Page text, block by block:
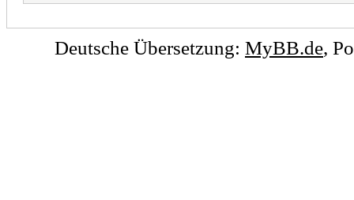
Deutsche Übersetzung: MyBB.de,